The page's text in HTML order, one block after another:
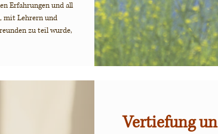
Erfahrungen und all
mit Lehrern und
zu teil wurde,
Vertiefung